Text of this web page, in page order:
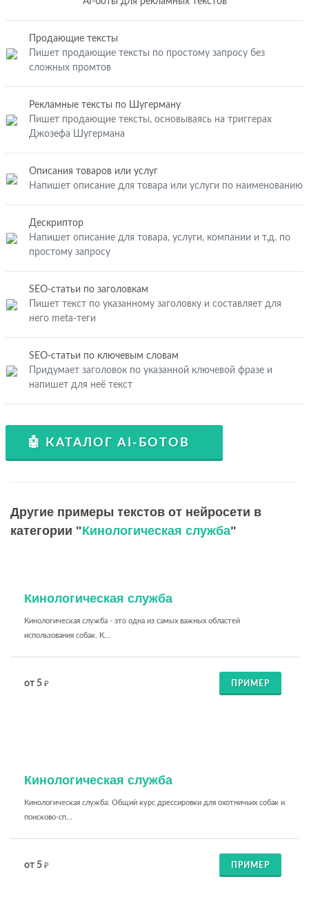
Продающие тексты
Пишет продающие тексты по простому запросу без
сложных промтов
Рекламные тексты по Шугерману
Пишет продающие тексты, основываясь на триггерах
Джозефа Шугермана
Описания товаров или услуг
Напишет описание для товара или услуги по наименованию
Дескриптор
Напишет описание для товара, услуги, компании и т.д. по
простому запросу
SEO-статьи по заголовкам
Пишет текст по указанному заголовку и составляет для
него meta-теги
SEO-статьи по ключевым словам
Придумает заголовок по указанной ключевой фразе и
напишет для неё текст
🤖 КАТАЛОГ AI-БОТОВ
Другие примеры текстов от нейросети в
категории "Кинологическая служба"
Кинологическая служба
Кинологическая служба - это одна из самых важных областей
использования собак. К...
от 5 ₽ ПРИМЕР
Кинологическая служба
Кинологическая служба: Общий курс дрессировки для охотничьих собак и
поисково-сп...
от 5 ₽ ПРИМЕР